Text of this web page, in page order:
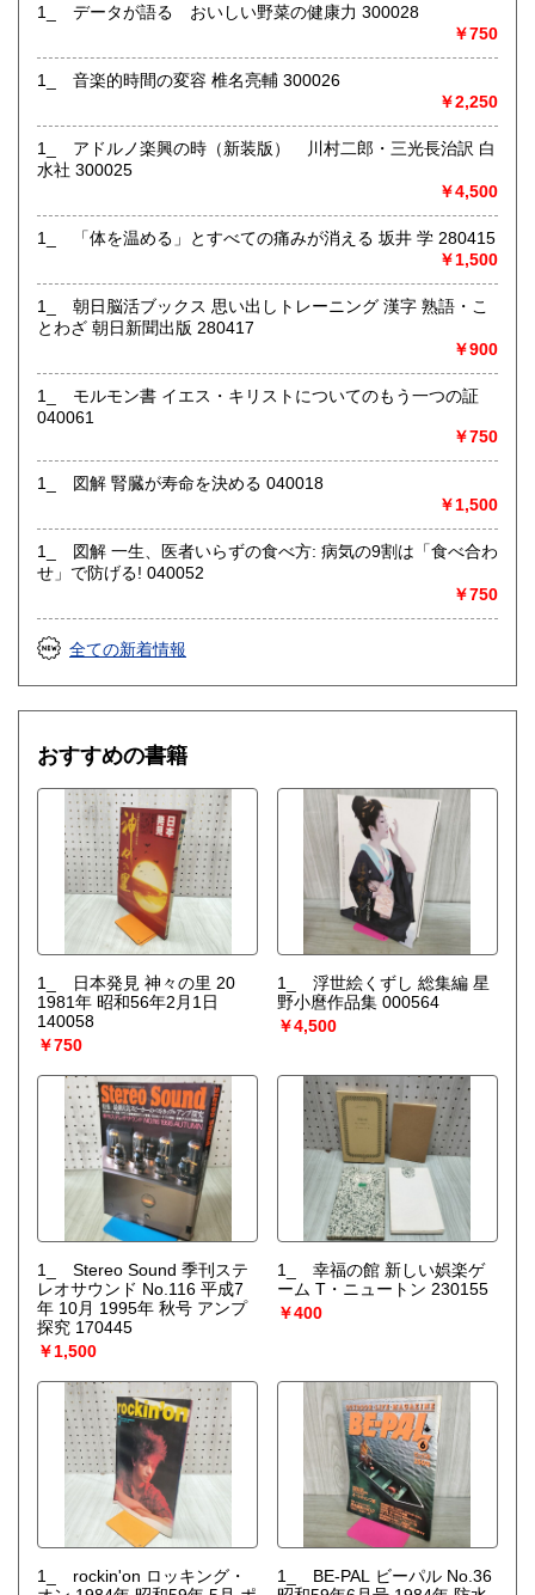
店舗にて受け取り可能ですが、遠方の倉庫にて保管してる商
品もあるため、必ず事前にメッセージまたはお電話にてご連
絡くださいませ。
沿線名：-
営業時間：月～金10:00～18:00 土10:00～16:00
定休日：日曜日・お盆・年末年始
書籍の買取について
ジャンル問わず店舗にて買取査定致します。
取り扱い分野
古書一般（その他）
1_ データが語る おいしい野菜の健康力 300028
￥750
1_ 音楽的時間の変容 椎名亮輔 300026
￥2,250
1_ アドルノ楽興の時（新装版） 川村二郎・三光長治訳 白
水社 300025
￥4,500
1_ 「体を温める」とすべての痛みが消える 坂井 学 280415
￥1,500
1_ 朝日脳活ブックス 思い出しトレーニング 漢字 熟語・こ
とわざ 朝日新聞出版 280417
￥900
1_ モルモン書 イエス・キリストについてのもう一つの証
040061
￥750
1_ 図解 腎臓が寿命を決める 040018
￥1,500
1_ 図解 一生、医者いらずの食べ方: 病気の9割は「食べ合わ
せ」で防げる! 040052
￥750
全ての新着情報
おすすめの書籍
1_ 日本発見 神々の里 20
1981年 昭和56年2月1日
140058
￥750
1_ 浮世絵くずし 総集編 星
野小麿作品集 000564
￥4,500
1_ Stereo Sound 季刊ステ
レオサウンド No.116 平成7
年 10月 1995年 秋号 アンプ
探究 170445
￥1,500
1_ 幸福の館 新しい娯楽ゲ
ーム T・ニュートン 230155
￥400
1_ rockin'on ロッキング・
1_ BE-PAL ビーパル No.36